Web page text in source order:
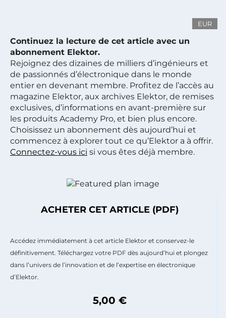
EUR
Continuez la lecture de cet article avec un
abonnement Elektor.
Rejoignez des dizaines de milliers d’ingénieurs et
de passionnés d’électronique dans le monde
entier en devenant membre. Profitez de l’accès au
magazine Elektor, aux archives Elektor, de remises
exclusives, d’informations en avant-première sur
les produits Academy Pro, et bien plus encore.
Choisissez un abonnement dès aujourd’hui et
commencez à explorer tout ce qu’Elektor a à offrir.
Connectez-vous ici si vous êtes déjà membre.
ACHETER CET ARTICLE (PDF)
Accédez immédiatement à cet article Elektor et conservez-le
définitivement. Téléchargez votre PDF dès aujourd’hui et plongez
dans l’univers de l’innovation et de l’expertise en électronique
d’Elektor.
5,00 €